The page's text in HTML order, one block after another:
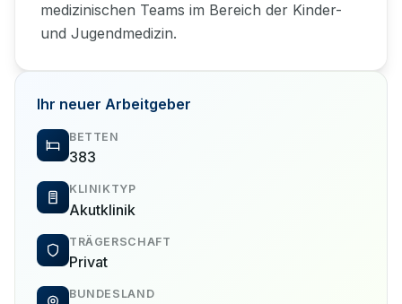
medizinischen Teams im Bereich der Kinder-
und Jugendmedizin.
Ihr neuer Arbeitgeber
BETTEN
383
KLINIKTYP
Akutklinik
TRÄGERSCHAFT
Privat
BUNDESLAND